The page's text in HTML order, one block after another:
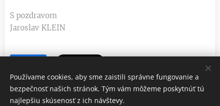
S pozdravom
Jaroslav KLEIN
Používame cookies, aby sme zaistili správne fungovanie a
bezpečnosť našich stránok. Tým vám môžeme poskytnúť tú
najlepšiu skúsenosť z ich návštevy.